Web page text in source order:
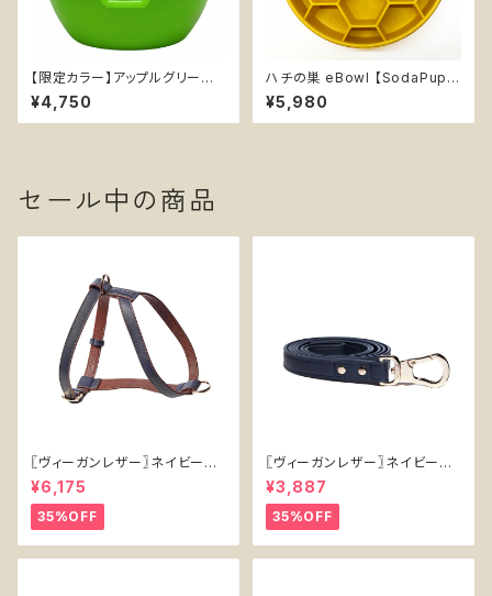
【限定カラー】アップルグリーン
【SodaPup】丈夫 おやつ入れ可
能 知育玩具 ソダパップ Honey
Pot
¥4,750
ハチの巣 eBowl 【SodaPup】
早食い防止皿 スローフィーダー
知育 エンリッチメント フードボ
ウル ソダパップ ハニコーム Ho
¥5,980
セール中の商品
〖ヴィーガンレザー〗ネイビーハ
ーネス【Vegan Leather Navy
Harness】
¥6,175
35%OFF
〖ヴィーガンレザー〗ネイビーリ
ード【Vegan Leather Navy L
ead】
¥3,887
35%OFF